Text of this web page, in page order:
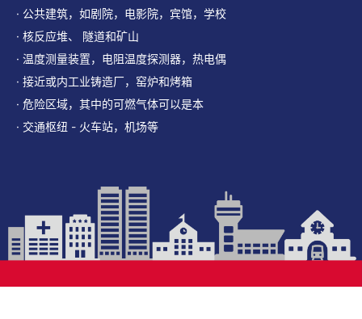
· 公共建筑，如剧院，电影院，宾馆，学校
· 核反应堆、 隧道和矿山
· 温度测量装置，电阻温度探测器，热电偶
· 接近或内工业铸造厂，窑炉和烤箱
· 危险区域，其中的可燃气体可以是本
· 交通枢纽 - 火车站，机场等